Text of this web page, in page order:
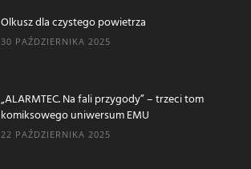
Olkusz dla czystego powietrza
30 PAŹDZIERNIKA 2025
„ALARMTEC. Na fali przygody” – trzeci tom
komiksowego uniwersum EMU
22 PAŹDZIERNIKA 2025